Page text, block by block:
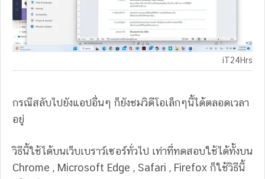
iT24Hrs
กรณีสลับไปยังแอปอื่นๆ ก็ยังชมวิดีโอเล็กๆนี้ได้ตลอดเวลา
อยู่
วิธีนี้ใช้ได้บนเว็บเบราว์เซอร์ทั่วไป เท่าที่ทดสอบใช้ได้ทั้งบน
Chrome , Microsoft Edge , Safari , Firefox ก็ใช้วิธีนี้